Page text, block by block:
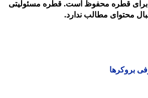
قطره محفوظ است. قطره مسئولیتی
محتوای مطالب ندارد.